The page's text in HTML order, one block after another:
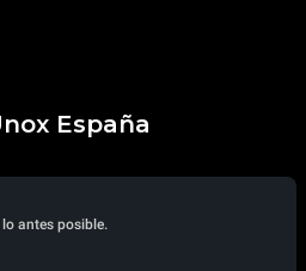
España
antes posible.